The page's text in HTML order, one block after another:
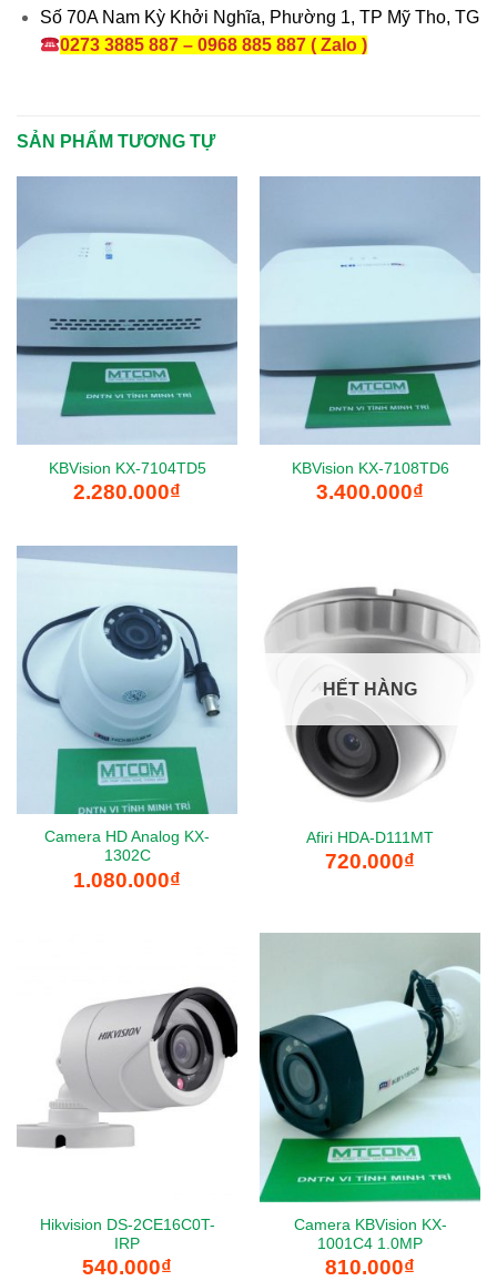
Số 70A Nam Kỳ Khởi Nghĩa, Phường 1, TP Mỹ Tho, TG
0273 3885 887 – 0968 885 887 ( Zalo )
SẢN PHẨM TƯƠNG TỰ
KBVision KX-7104TD5
2.280.000₫
KBVision KX-7108TD6
3.400.000₫
Camera HD Analog KX-
1302C
1.080.000₫
HẾT HÀNG
Afiri HDA-D111MT
720.000₫
Hikvision DS-2CE16C0T-
IRP
540.000₫
Camera KBVision KX-
1001C4 1.0MP
810.000₫